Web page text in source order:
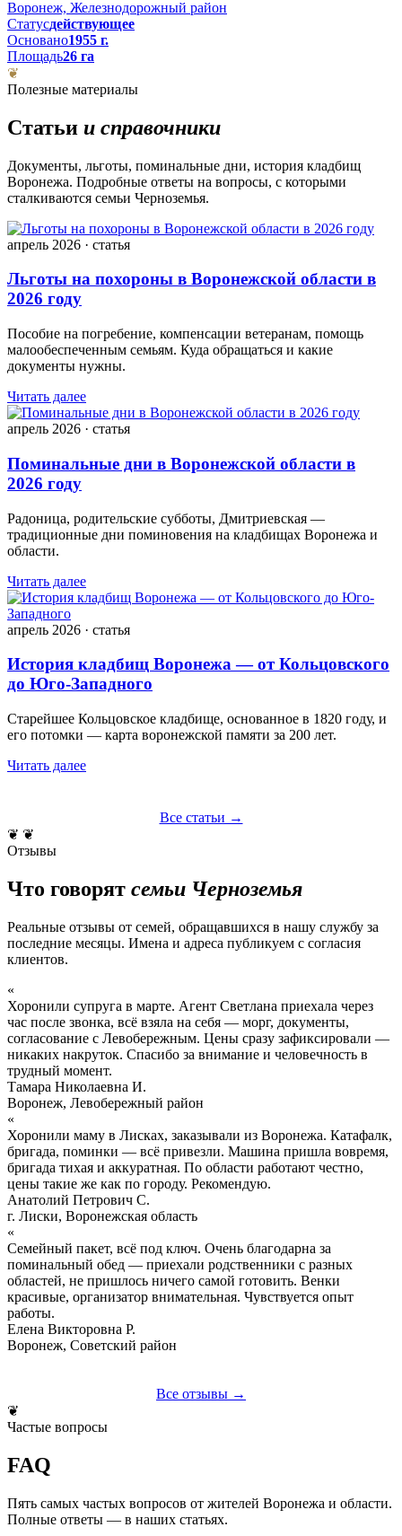
Воронеж, Железнодорожный район
Статусдействующее
Основано1955 г.
Площадь26 га
❦
Полезные материалы
Статьи и справочники
Документы, льготы, поминальные дни, история кладбищ
Воронежа. Подробные ответы на вопросы, с которыми
сталкиваются семьи Черноземья.
апрель 2026 · статья
Льготы на похороны в Воронежской области в
2026 году
Пособие на погребение, компенсации ветеранам, помощь
малообеспеченным семьям. Куда обращаться и какие
документы нужны.
Читать далее
апрель 2026 · статья
Поминальные дни в Воронежской области в
2026 году
Радоница, родительские субботы, Дмитриевская —
традиционные дни поминовения на кладбищах Воронежа и
области.
Читать далее
апрель 2026 · статья
История кладбищ Воронежа — от Кольцовского
до Юго-Западного
Старейшее Кольцовское кладбище, основанное в 1820 году, и
его потомки — карта воронежской памяти за 200 лет.
Читать далее
Все статьи →
❦ ❦
Отзывы
Что говорят семьи Черноземья
Реальные отзывы от семей, обращавшихся в нашу службу за
последние месяцы. Имена и адреса публикуем с согласия
клиентов.
«
Хоронили супруга в марте. Агент Светлана приехала через
час после звонка, всё взяла на себя — морг, документы,
согласование с Левобережным. Цены сразу зафиксировали —
никаких накруток. Спасибо за внимание и человечность в
трудный момент.
Тамара Николаевна И.
Воронеж, Левобережный район
«
Хоронили маму в Лисках, заказывали из Воронежа. Катафалк,
бригада, поминки — всё привезли. Машина пришла вовремя,
бригада тихая и аккуратная. По области работают честно,
цены такие же как по городу. Рекомендую.
Анатолий Петрович С.
г. Лиски, Воронежская область
«
Семейный пакет, всё под ключ. Очень благодарна за
поминальный обед — приехали родственники с разных
областей, не пришлось ничего самой готовить. Венки
красивые, организатор внимательная. Чувствуется опыт
работы.
Елена Викторовна Р.
Воронеж, Советский район
Все отзывы →
❦
Частые вопросы
FAQ
Пять самых частых вопросов от жителей Воронежа и области.
Полные ответы — в наших статьях.